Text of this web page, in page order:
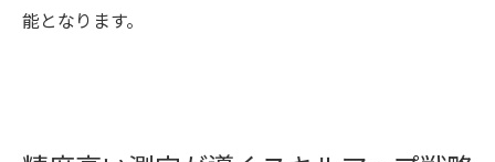
能となります。